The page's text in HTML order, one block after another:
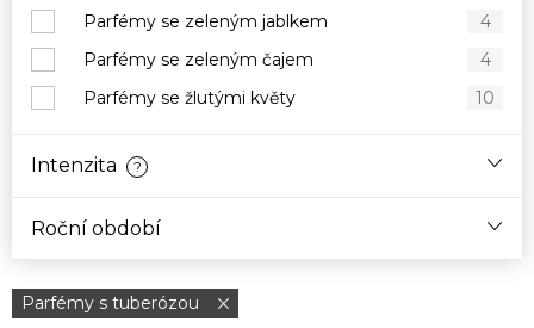
Parfémy se zeleným jablkem
4
Parfémy se zeleným čajem
4
Parfémy se žlutými květy
10
Intenzita ?
Roční období
Parfémy s tuberózou